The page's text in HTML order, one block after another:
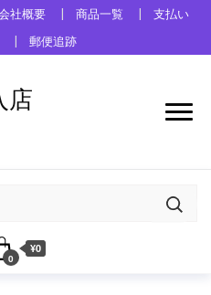
社概要 商品一覧
支払い
郵便追跡
店
0
¥0